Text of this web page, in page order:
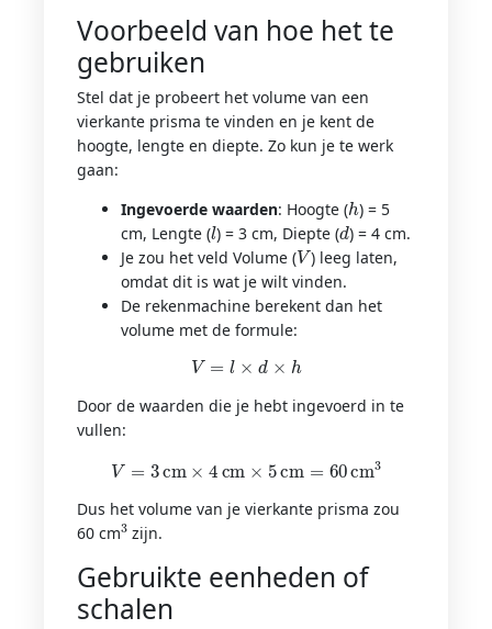
Voorbeeld van hoe het te
gebruiken
Stel dat je probeert het volume van een
vierkante prisma te vinden en je kent de
hoogte, lengte en diepte. Zo kun je te werk
gaan:
Ingevoerde waarden: Hoogte (
h
) = 5
cm, Lengte (
l
) = 3 cm, Diepte (
d
) = 4 cm.
Je zou het veld Volume (
V
) leeg laten,
omdat dit is wat je wilt vinden.
De rekenmachine berekent dan het
volume met de formule:
V=l ×d× h
Door de waarden die je hebt ingevoerd in te
vullen:
=3 × 4cm 5 cm cm
Dus het volume van je vierkante prisma zou
60 cm
3
zijn.
Gebruikte eenheden of
schalen